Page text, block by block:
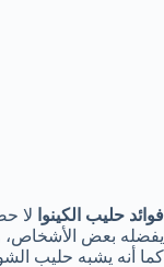
فوائد حليب الكينوا لا
يفضله بعض الأشخاص،
كما أنه يشبه حليب